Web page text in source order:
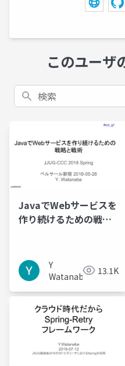
このユーザ
検索
JavaでWebサービスを
作り続けるための戦略
Y
Watanabe
13.1K